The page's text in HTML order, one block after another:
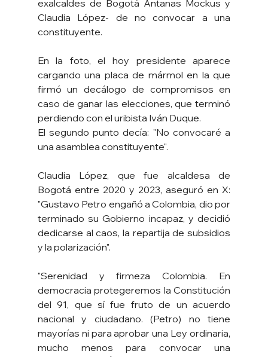
exalcaldes de Bogotá Antanas Mockus y
Claudia López- de no convocar a una
constituyente.
En la foto, el hoy presidente aparece
cargando una placa de mármol en la que
firmó un decálogo de compromisos en
caso de ganar las elecciones, que terminó
perdiendo con el uribista Iván Duque.
El segundo punto decía: "No convocaré a
una asamblea constituyente".
Claudia López, que fue alcaldesa de
Bogotá entre 2020 y 2023, aseguró en X:
"Gustavo Petro engañó a Colombia, dio por
terminado su Gobierno incapaz, y decidió
dedicarse al caos, la repartija de subsidios
y la polarización".
"Serenidad y firmeza Colombia. En
democracia protegeremos la Constitución
del 91, que sí fue fruto de un acuerdo
nacional y ciudadano. (Petro) no tiene
mayorías ni para aprobar una Ley ordinaria,
mucho menos para convocar una